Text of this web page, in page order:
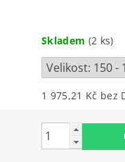
Skladem (2 ks)
1 975,21